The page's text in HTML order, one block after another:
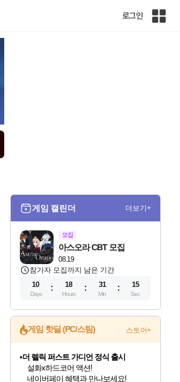
로그인
인
게임 캘린더 더보기+
모집
08.19
아스오라 CBT 모집
참가자 모집까지 남은 기간
10
Days
18
Hours
31
Min
13
Sec
게임 핫딜 (PC/스팀) 스토어+
더 렐릭 퍼스트 가디언 정식 출시
설화x하드코어 액션!
네이버페이 혜택과 만나보세요!